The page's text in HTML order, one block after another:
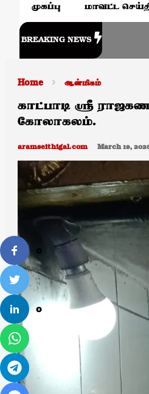
0
0
முகப்பு மாவட்ட
BREAKING NEWS
Home ஆன்மிகம்
காட்பாடி ஸ்ரீ
கோலாகலம்.
aramseithigal.com March 19,